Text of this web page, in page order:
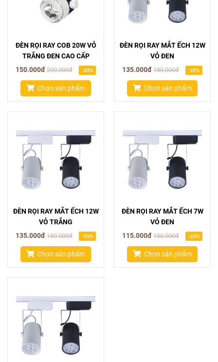
ĐÈN RỌI RAY COB 20W VỎ
TRẮNG ĐEN CAO CẤP
150.000đ 200.000đ -25%
Chọn sản phẩm
ĐÈN RỌI RAY MẮT ẾCH 12W
VỎ ĐEN
135.000đ 180.000đ -25%
Chọn sản phẩm
ĐÈN RỌI RAY MẮT ẾCH 12W
VỎ TRẮNG
135.000đ 180.000đ -25%
Chọn sản phẩm
ĐÈN RỌI RAY MẮT ẾCH 7W
VỎ ĐEN
115.000đ 150.000đ -23%
Chọn sản phẩm